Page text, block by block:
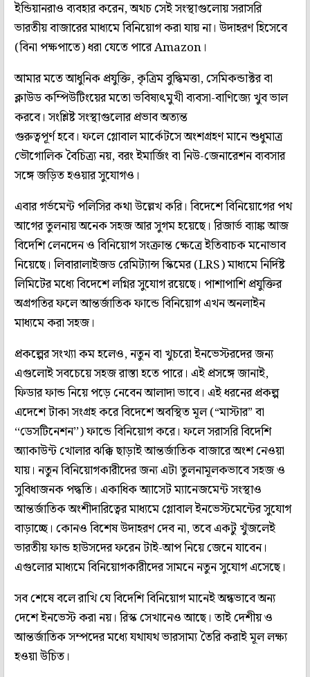
ইন্ডিয়ানরাও ব্যবহার করেন, অথচ সেই সংস্থাগুলোয় সরাসরি
ভারতীয় বাজারের মাধ্যমে বিনিয়োগ করা যায় না। উদাহরণ হিসেবে
(বিনা পক্ষপাতে) ধরা যেতে পারে Amazon।
আমার মতে আধুনিক প্রযুক্তি, কৃত্রিম বুদ্ধিমত্তা, সেমিকন্ডাক্টর বা
ক্লাউড কম্পিউটিংয়ের মতো ভবিষ্যৎমুখী ব্যবসা-বাণিজ্যে খুব ভাল
করবে। সংশ্লিষ্ট সংস্থাগুলোর প্রভাব অত্যন্ত
গুরুত্বপূর্ণ হবে। ফলে গ্লোবাল মার্কেটসে অংশগ্রহণ মানে শুধুমাত্র
ভৌগোলিক বৈচিত্র্য নয়, বরং ইমার্জিং বা নিউ-জেনারেশন ব্যবসার
সঙ্গে জড়িত হওয়ার সুযোগও।
এবার গর্ভমেন্ট পলিসির কথা উল্লেখ করি। বিদেশে বিনিয়োগের পথ
আগের তুলনায় অনেক সহজ আর সুগম হয়েছে। রিজার্ভ ব্যাঙ্ক আজ
বিদেশি লেনদেন ও বিনিয়োগ সংক্রান্ত ক্ষেত্রে ইতিবাচক মনোভাব
নিয়েছে। লিবারালাইজড রেমিট্যান্স স্কিমের (LRS) মাধ্যমে নির্দিষ্ট
লিমিটের মধ্যে বিদেশে লগ্নির সুযোগ রয়েছে। পাশাপাশি প্রযুক্তির
অগ্রগতির ফলে আন্তর্জাতিক ফান্ডে বিনিয়োগ এখন অনলাইন
মাধ্যমে করা সহজ।
প্রকল্পের সংখ্যা কম হলেও, নতুন বা খুচরো ইনভেস্টরদের জন্য
এগুলোই সবচেয়ে সহজ রাস্তা হতে পারে। এই প্রসঙ্গে জানাই,
ফিডার ফান্ড নিয়ে পড়ে নেবেন আলাদা ভাবে। এই ধরনের প্রকল্প
এদেশে টাকা সংগ্রহ করে বিদেশে অবস্থিত মূল (“মাস্টার” বা
‘‘ডেসটিনেশন’’) ফান্ডে বিনিয়োগ করে। ফলে সরাসরি বিদেশি
অ্যাকাউন্ট খোলার ঝক্কি ছাড়াই আন্তর্জাতিক বাজারে অংশ নেওয়া
যায়। নতুন বিনিয়োগকারীদের জন্য এটা তুলনামূলকভাবে সহজ ও
সুবিধাজনক পদ্ধতি। একাধিক অ্যাসেট ম্যানেজমেন্ট সংস্থাও
আন্তর্জাতিক অংশীদারিত্বের মাধ্যমে গ্লোবাল ইনভেস্টমেন্টের সুযোগ
বাড়াচ্ছে। কোনও বিশেষ উদাহরণ দেব না, তবে একটু খুঁজলেই
ভারতীয় ফান্ড হাউসদের ফরেন টাই-আপ নিয়ে জেনে যাবেন।
এগুলোর মাধ্যমে বিনিয়োগকারীদের সামনে নতুন সুযোগ এসেছে।
সব শেষে বলে রাখি যে বিদেশি বিনিয়োগ মানেই অন্ধভাবে অন্য
দেশে ইনভেস্ট করা নয়। রিস্ক সেখানেও আছে। তাই দেশীয় ও
আন্তর্জাতিক সম্পদের মধ্যে যথাযথ ভারসাম্য তৈরি করাই মূল লক্ষ্য
হওয়া উচিত।